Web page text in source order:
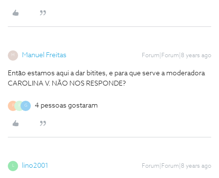
M Manuel Freitas Forum|Forum|8 years ago
Então estamos aqui a dar bitites, e para que serve a moderadora
CAROLINA V. NÃO NOS RESPONDE?
F G 4 pessoas gostaram
L lino2001 Forum|Forum|8 years ago